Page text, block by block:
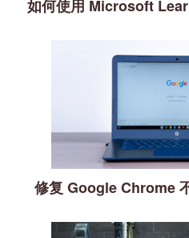
如何使用 Microsoft
修复 Google Chrome